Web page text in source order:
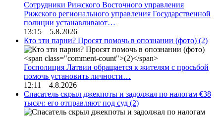
Сотрудники Рижского Восточного управления
Рижского регионального управления Государственной
полиции устанавливают…
13:15 5.8.2026
Кто эти парни? Просят помочь в опознании (фото) (2)
Госполиция Латвии обращается к жителям с просьбой
помочь установить личности…
12:11 4.8.2026
Спасатель скрыл джекпоты и задолжал по налогам €38
тысяч: его отправляют под суд (2)